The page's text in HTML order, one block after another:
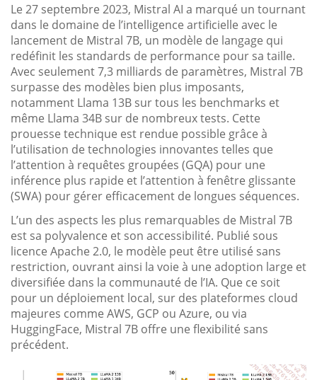
Le 27 septembre 2023, Mistral AI a marqué un tournant
dans le domaine de l’intelligence artificielle avec le
lancement de Mistral 7B, un modèle de langage qui
redéfinit les standards de performance pour sa taille.
Avec seulement 7,3 milliards de paramètres, Mistral 7B
surpasse des modèles bien plus imposants,
notamment Llama 13B sur tous les benchmarks et
même Llama 34B sur de nombreux tests. Cette
prouesse technique est rendue possible grâce à
l’utilisation de technologies innovantes telles que
l’attention à requêtes groupées (GQA) pour une
inférence plus rapide et l’attention à fenêtre glissante
(SWA) pour gérer efficacement de longues séquences.
L’un des aspects les plus remarquables de Mistral 7B
est sa polyvalence et son accessibilité. Publié sous
licence Apache 2.0, le modèle peut être utilisé sans
restriction, ouvrant ainsi la voie à une adoption large et
diversifiée dans la communauté de l’IA. Que ce soit
pour un déploiement local, sur des plateformes cloud
majeures comme AWS, GCP ou Azure, ou via
HuggingFace, Mistral 7B offre une flexibilité sans
précédent.